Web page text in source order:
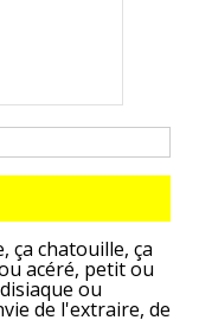
ça chatouille, ça
acéré, petit ou
ou
de l'extraire, de